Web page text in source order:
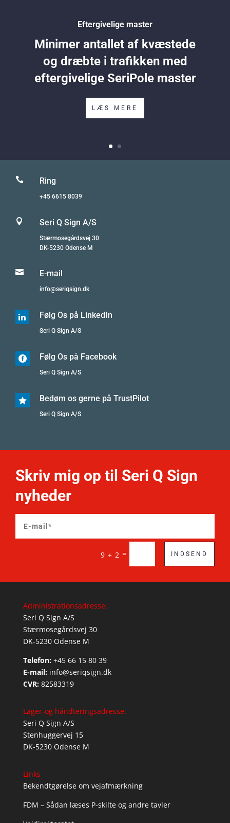
Eftergivelige master
Minimer antallet af kvæstede
og dræbte i trafikken med
eftergivelige SeriPole master
LÆS MERE
 Ring
+45 6615 8039
 Seri Q Sign A/S
Stærmosegårdsvej 30
DK-5230 Odense M
 E-mail
info@seriqsign.dk
 Følg Os på LinkedIn
Seri Q Sign A/S
 Følg Os på Facebook
Seri Q Sign A/S
 Bedøm os gerne på TrustPilot
Seri Q Sign A/S
Skriv mig op til Seri Q Sign
nyheder
9 + 2 = INDSEND
Administrationsadresse:
Seri Q Sign A/S
Stærmosegårdsvej 30
DK-5230 Odense M
Telefon: +45 66 15 80 39
E-mail: info@seriqsign.dk
CVR: 82583319
Lager-og håndteringsadresse:
Seri Q Sign A/S
Stenhuggervej 15
DK-5230 Odense M
Links
Bekendtgørelse om vejafmærkning
FDM – Sådan læses P-skilte og andre tavler